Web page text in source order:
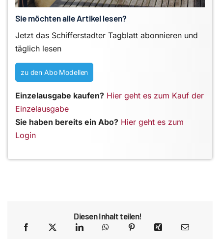
Sie möchten alle Artikel lesen?
Jetzt das Schifferstadter Tagblatt abonnieren und
täglich lesen
zu den Abo Modellen
Einzelausgabe kaufen? Hier geht es zum Kauf der
Einzelausgabe
Sie haben bereits ein Abo? Hier geht es zum
Login
Diesen Inhalt teilen!